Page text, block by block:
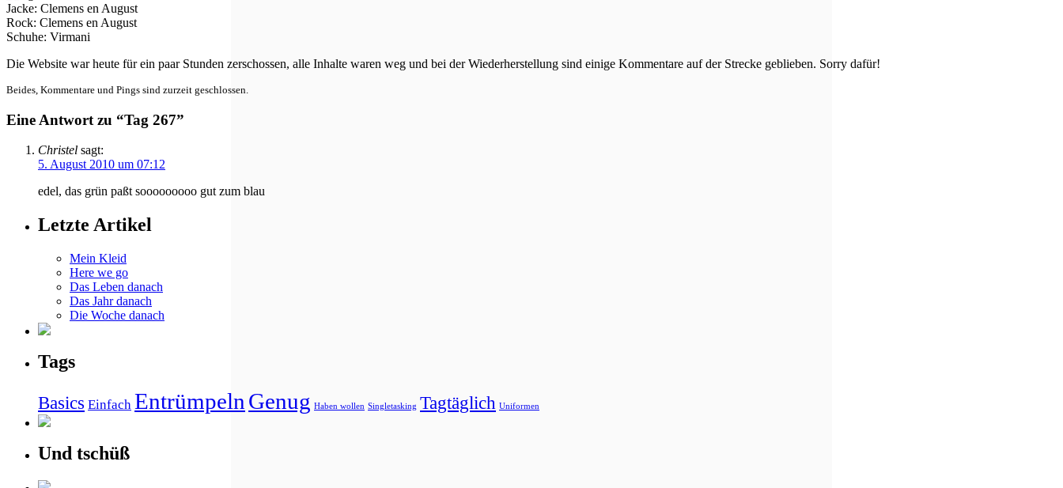
Jacke: Clemens en August
Rock: Clemens en August
Schuhe: Virmani
Die Website war heute für ein paar Stunden zerschossen, alle Inhalte waren weg und bei der Wiederherstellung sind einige Kommentare auf der Strecke geblieben. Sorry dafür!
Beides, Kommentare und Pings sind zurzeit geschlossen.
Eine Antwort zu “Tag 267”
Christel sagt:
5. August 2010 um 07:12
edel, das grün paßt sooooooooo gut zum blau
Letzte Artikel
Mein Kleid
Here we go
Das Leben danach
Das Jahr danach
Die Woche danach
Tags
Basics Einfach Entrümpeln Genug Haben wollen Singletasking Tagtäglich Uniformen
Und tschüß